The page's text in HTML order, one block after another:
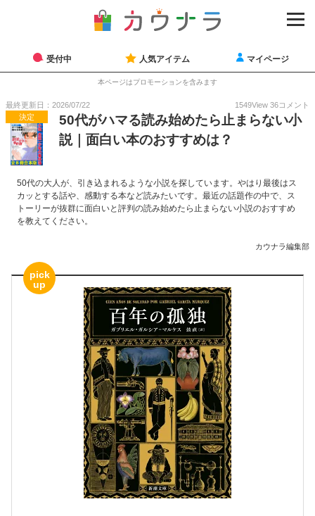
受付中 人気アイテム マイページ
本ページはプロモーションを含みます
最終更新日：2026/07/22 1549View 36コメント
決定
50代がハマる読み始めたら止まらない小
説｜面白い本のおすすめは？
50代の大人が、引き込まれるような小説を探しています。やはり最後はス
カッとする話や、感動する本など読みたいです。最近の話題作の中で、ス
トーリーが抜群に面白いと評判の読み始めたら止まらない小説のおすすめ
を教えてください。
カウナラ編集部
pick
up